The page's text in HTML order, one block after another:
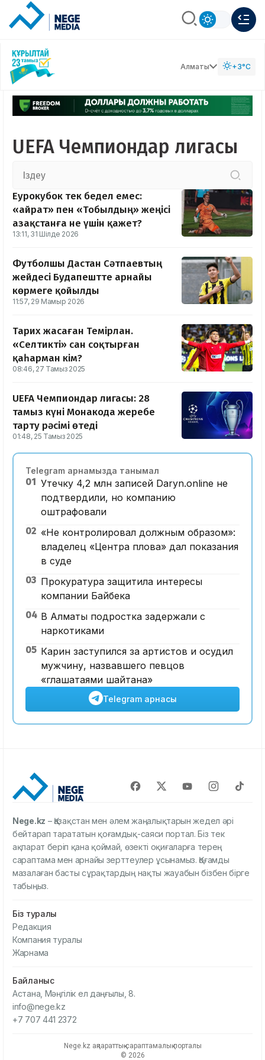
Алматы +3°C
UEFA Чемпиондар лигасы
Еурокубок тек бедел емес:
«Қайрат» пен «Тобылдың» жеңісі
Қазақстанға не үшін қажет?
13:11, 31 Шілде 2026
Футболшы Дастан Сәтпаевтың
жейдесі Будапештте арнайы
көрмеге қойылды
11:57, 29 Мамыр 2026
Тарих жасаған Темірлан.
«Селтикті» сан соқтырған
қаһарман кім?
08:46, 27 Тамыз 2025
UEFA Чемпиондар лигасы: 28
тамыз күні Монакода жеребе
тарту рәсімі өтеді
01:48, 25 Тамыз 2025
Telegram арнамызда танымал
01 Утечку 4,2 млн записей Daryn.online не
подтвердили, но компанию
оштрафовали
02 «Не контролировал должным образом»:
владелец «Центра плова» дал показания
в суде
03 Прокуратура защитила интересы
компании Байбека
04 В Алматы подростка задержали с
наркотиками
05 Карин заступился за артистов и осудил
мужчину, назвавшего певцов
«глашатаями шайтана»
Telegram арнасы
Nege.kz – Қазақстан мен әлем жаңалықтарын жедел әрі
бейтарап тарататын қоғамдық-саяси портал. Біз тек
ақпарат беріп қана қоймай, өзекті оқиғаларға терең
сараптама мен арнайы зерттеулер ұсынамыз. Қоғамды
мазалаған басты сұрақтардың нақты жауабын бізбен бірге
табыңыз.
Біз туралы
Редакция
Компания туралы
Жарнама
Байланыс
Астана, Мәңгілік ел даңғылы, 8.
info@nege.kz
+7 707 441 2372
Nege.kz ақпараттық-сараптамалық порталы
© 2026